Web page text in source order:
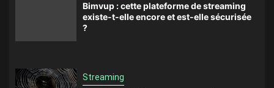
Bimvup : cette plateforme de streaming
existe-t-elle encore et est-elle sécurisée
?
Streaming